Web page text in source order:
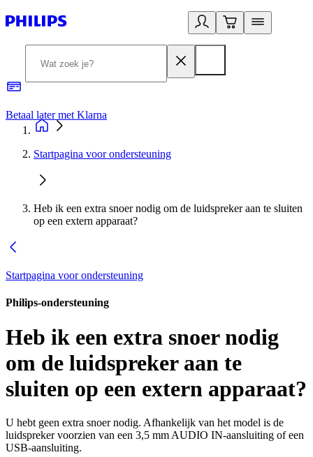
Betaal later met Klarna
Startpagina voor ondersteuning
Heb ik een extra snoer nodig om de luidspreker aan te sluiten
op een extern apparaat?
Startpagina voor ondersteuning
Philips-ondersteuning
Heb ik een extra snoer nodig
om de luidspreker aan te
sluiten op een extern apparaat?
U hebt geen extra snoer nodig. Afhankelijk van het model is de
luidspreker voorzien van een 3,5 mm AUDIO IN-aansluiting of een
USB-aansluiting.